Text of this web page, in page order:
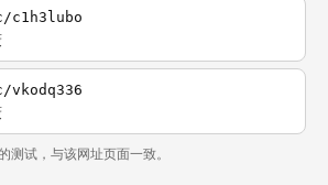
测试，与该网址页面一致。